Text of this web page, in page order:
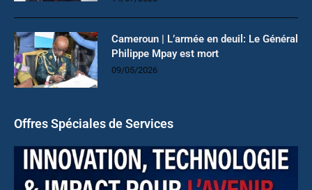
Cameroun | L’armée en deuil: Le Général
Philippe Mpay est mort
09/05/2026
Offres Spéciales de Services